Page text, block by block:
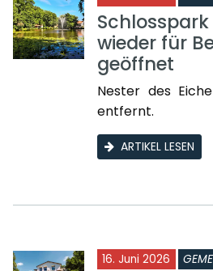
wieder für
geöffnet
Nester des
entfernt.
ARTIKEL LESEN
16. Juni 2026